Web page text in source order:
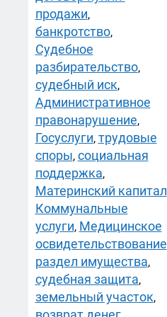
продажи,
банкротство,
Судебное
разбирательство,
судебный иск,
Административное
правонарушение,
Госуслуги, трудовые
споры, социальная
поддержка,
Материнский капитал
Коммунальные
услуги, Медицинское
освидетельствование
раздел имущества,
судебная защита,
земельный участок,